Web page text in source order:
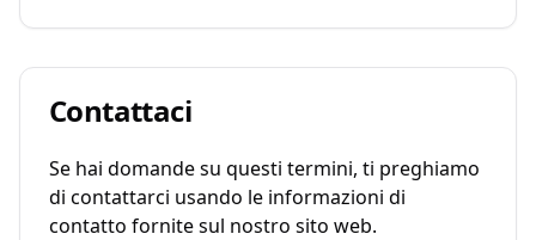
Contattaci
Se hai domande su questi termini, ti preghiamo
di contattarci usando le informazioni di
contatto fornite sul nostro sito web.